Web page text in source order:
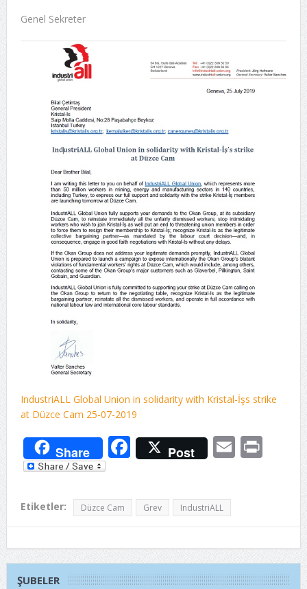
Genel Sekreter
IndustriALL Global Union in solidarity with Kristal-İşs strike
at Düzce Cam 25-07-2019
Share Facebook
Post Email
Etiketler: Düzce Cam Grev IndustriALL
ŞUBELER